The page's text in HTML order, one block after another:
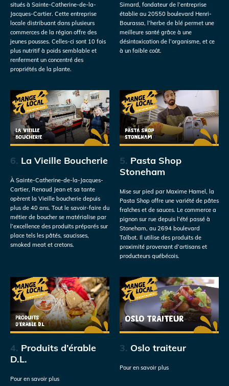
situés à Sainte-Catherine-de-la-
Jacques-Cartier. Cette entreprise
locale distribuant dans plusieurs
commerces de la région offre des
jeunes pousses. Celles-ci sont 10 fois
plus nutritif à poids semblable et
renferment un concentré des
propriétés de la plante.
Simard, fondateur de l’entreprise
établie au 20550 boulevard Henri-
Bourassa, l’herbe de blé permet une
meilleure santé grâce à une
désintoxication de l’organisme, et ce
à un faible coût.
6. La Vieille Boucherie
À Sainte-Catherine-de-la-Jacques-
Cartier, Renaud Jean et sa tante
opèrent la Vieille boucherie depuis
plus de 40 ans. Tout le savoir-faire du
métier de boucher se matérialise par
l’excellence des produits préparés sur
place tels les pâtés, saucisses,
smoked meat et cretons.
5. Pasta Shop
Stoneham
Mise sur pied par Maxime Hamel, la
Pasta Shop offre une variété de pâtes
fraîches et de sauces. Le commerce a
pignon sur rue depuis l’été passé à
Stoneham, au 2694 boulevard
Talbot. Il utilise des produits de
proximité provenant d’artisans et
producteurs québécois.
4. Produits d’érable
D.L.
Pour en savoir plus
3. Oslo traiteur
Pour en savoir plus